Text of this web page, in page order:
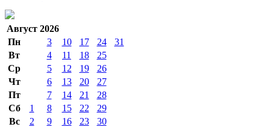
Август 2026
Пн
3 10 17 24
31
Вт
4 11 18
25
Ср
5 12 19
26
Чт
6 13 20
27
Пт
7 14 21
28
Сб
1 8 15 22
29
Вс
2 9 16 23
30